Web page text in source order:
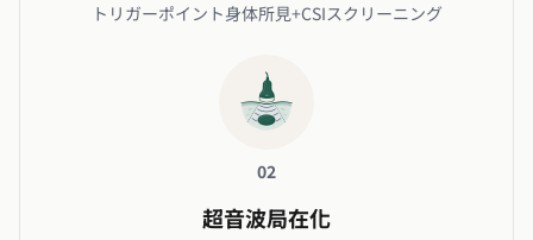
トリガーポイント身体所見+CSIスクリーニング
02
超音波局在化